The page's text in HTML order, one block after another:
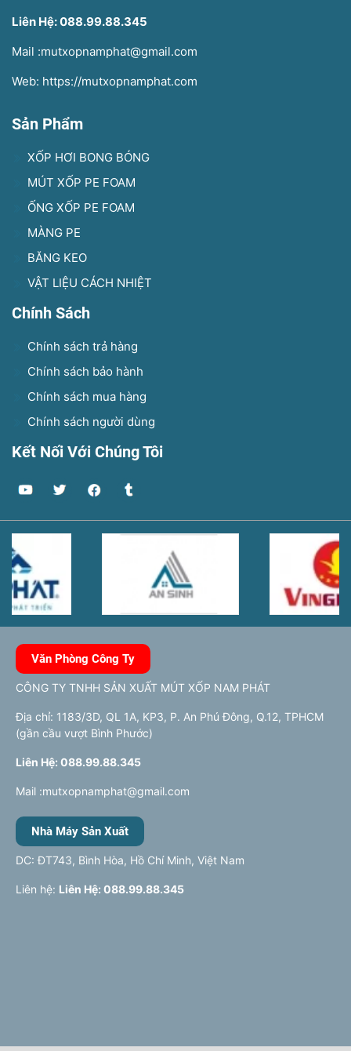
Liên Hệ: 088.99.88.345
Mail :mutxopnamphat@gmail.com
Web: https://mutxopnamphat.com
Sản Phẩm
XỐP HƠI BONG BÓNG
MÚT XỐP PE FOAM
ỐNG XỐP PE FOAM
MÀNG PE
BĂNG KEO
VẬT LIỆU CÁCH NHIỆT
Chính Sách
Chính sách trả hàng
Chính sách bảo hành
Chính sách mua hàng
Chính sách người dùng
Kết Nối Với Chúng Tôi
Văn Phòng Công Ty
CÔNG TY TNHH SẢN XUẤT MÚT XỐP NAM PHÁT
Địa chỉ: 1183/3D, QL 1A, KP3, P. An Phú Đông, Q.12, TPHCM
(gần cầu vượt Bình Phước)
Liên Hệ: 088.99.88.345
Mail :mutxopnamphat@gmail.com
Nhà Máy Sản Xuất
DC: ĐT743, Bình Hòa, Hồ Chí Minh, Việt Nam
Liên hệ: Liên Hệ: 088.99.88.345